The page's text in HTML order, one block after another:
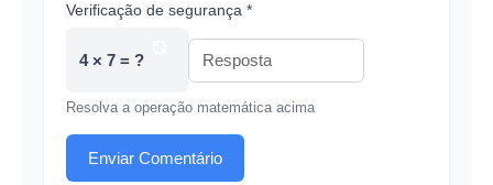
Verificação de segurança *
4 × 7 = ?
Resolva a operação matemática acima
Enviar Comentário